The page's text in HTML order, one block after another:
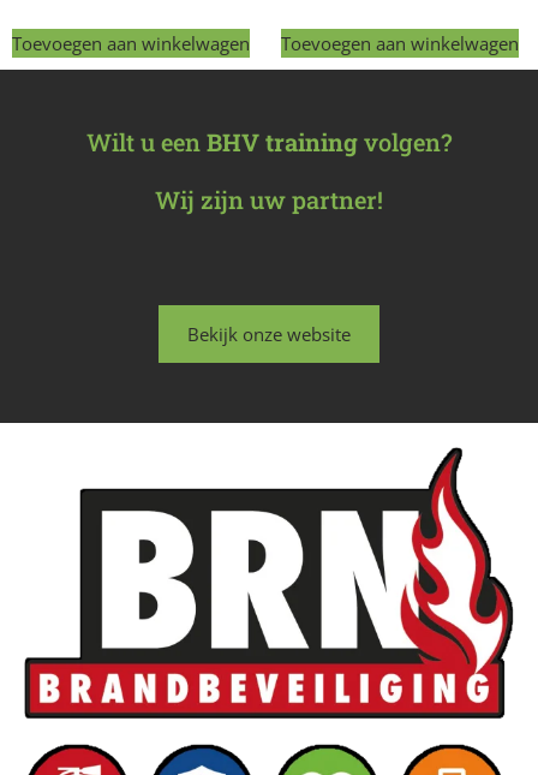
Toevoegen aan winkelwagen Toevoegen aan winkelwagen
Wilt u eenBHV trainingvolgen?
Wij zijn uw partner!
Bekijk onze website